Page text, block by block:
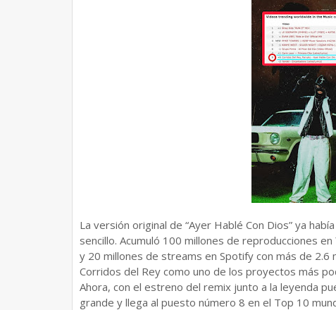
La versión original de “Ayer Hablé Con Dios” ya
sencillo. Acumuló 100 millones de reproducciones
y 20 millones de streams en Spotify con más de
Corridos del Rey como uno de los proyectos más
Ahora, con el estreno del remix junto a la leyenda
grande y llega al puesto número 8 en el Top 10